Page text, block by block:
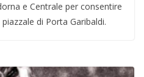
e Centrale per consentire
di Porta Garibaldi.